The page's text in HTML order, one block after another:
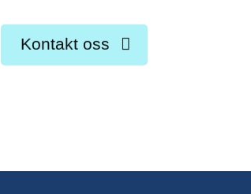
Kontakt oss